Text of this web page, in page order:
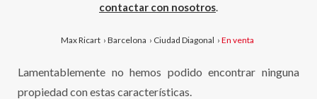
contactar con nosotros.
Max Ricart › Barcelona › Ciudad Diagonal › En venta
Lamentablemente no hemos podido encontrar ninguna
propiedad con estas características.